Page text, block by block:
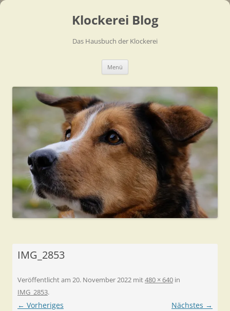
Klockerei Blog
Das Hausbuch der Klockerei
Menü
IMG_2853
Veröffentlicht am 20. November 2022 mit480 × 640 in
IMG_2853.
← Vorheriges Nächstes →